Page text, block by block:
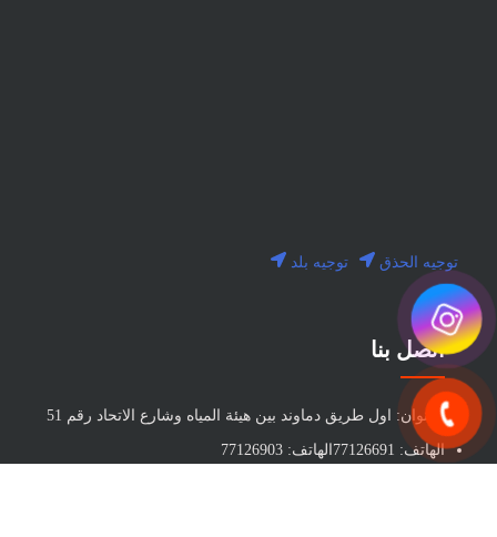
توجيه الحذق توجيه بلد
اتصل بنا
العنوان: اول طريق دماوند بين هيئة المياه وشارع الاتحاد رقم 51
الهاتف: 77126691الهاتف: 77126903